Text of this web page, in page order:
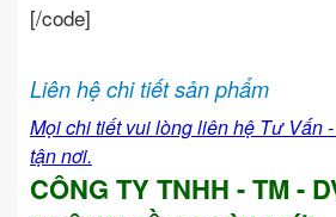
[/code]
Liên hệ chi tiết sản phẩm
Mọi chi tiết vui lòng liên hệ Tư Vấn
tận nơi.
CÔNG TY TNHH - TM -